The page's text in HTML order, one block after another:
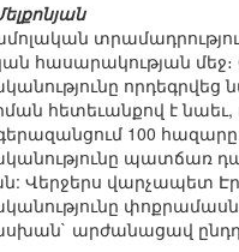
հասարակության
հետեւանքով է նաեւ,
գերազանցում 100
պատճառ
Վերջերս վարչապետ
արժանացավ